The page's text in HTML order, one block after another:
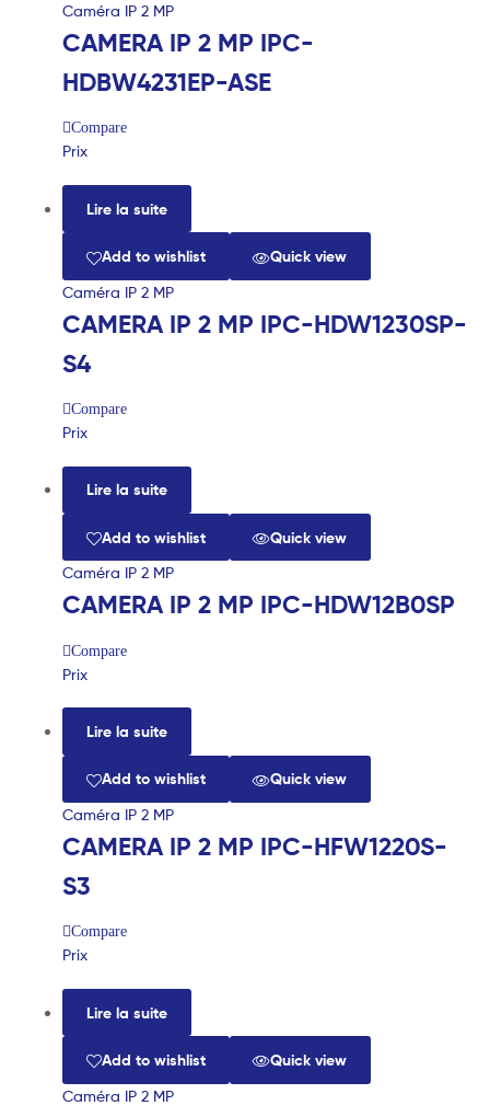
Caméra IP 2 MP
CAMERA IP 2 MP IPC-
HDBW4231EP-ASE
Compare
Prix
Lire la suite
Add to wishlist Quick view
Caméra IP 2 MP
CAMERA IP 2 MP IPC-HDW1230SP-
S4
Compare
Prix
Lire la suite
Add to wishlist Quick view
Caméra IP 2 MP
CAMERA IP 2 MP IPC-HDW12B0SP
Compare
Prix
Lire la suite
Add to wishlist Quick view
Caméra IP 2 MP
CAMERA IP 2 MP IPC-HFW1220S-
S3
Compare
Prix
Lire la suite
Add to wishlist Quick view
Caméra IP 2 MP